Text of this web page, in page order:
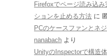
Firefoxでページ読み込
ションを止める方法 に
PCのケースファンとネ
nanabach より
UnityのInspectorで構造